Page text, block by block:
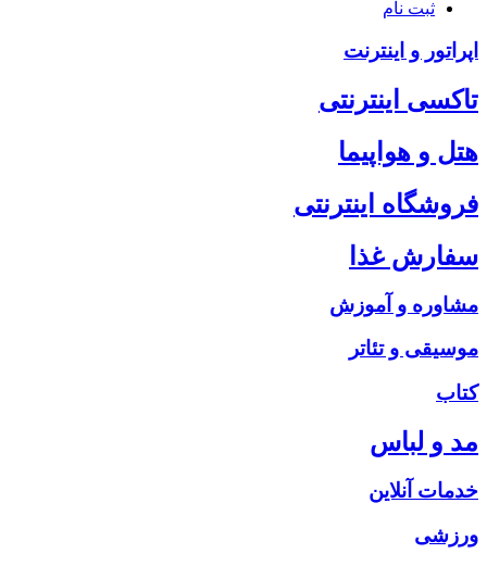
ثبت نام
اپراتور و اینترنت
تاکسی اینترنتی
هتل و هواپیما
فروشگاه اینترنتی
سفارش غذا
مشاوره و آموزش
موسیقی و تئاتر
کتاب
مد و لباس
خدمات آنلاین
ورزشی